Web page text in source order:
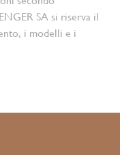
SA si riserva il
i modelli e i